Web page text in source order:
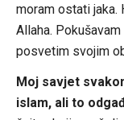
moram ostati jaka.
Allaha.
posvetim svojim
Moj savjet
islam, ali to